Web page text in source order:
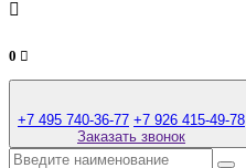
0
+7 495 740-36-77 +7 926 415-49-78
Заказать звонок